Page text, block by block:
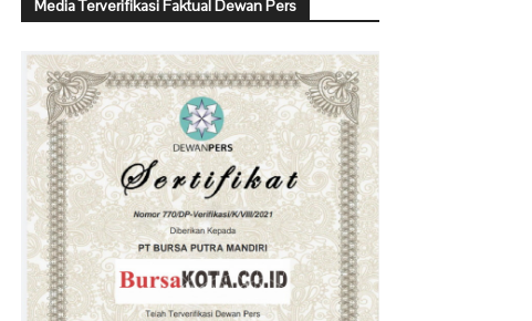
Media Terverifikasi Faktual Dewan Pers